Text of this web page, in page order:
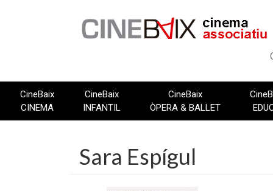
CineBaix
CINEMA
CineBaix
INFANTIL
CineBaix
ÒPERA & BALLET
Sara Espígul